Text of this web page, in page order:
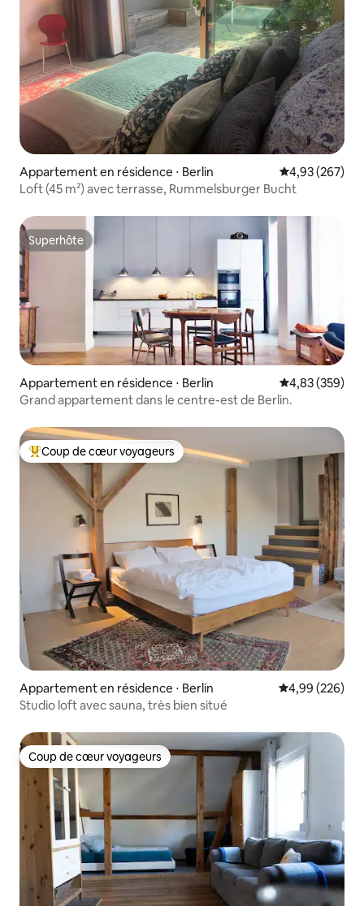
Appartement en résidence ⋅ Berlin Évaluation
4,93 (267)
Loft (45 m²) avec terrasse, Rummelsburger Bucht
Superhôte
Superhôte
Appartement en résidence ⋅ Berlin Évaluation
4,83 (359)
Grand appartement dans le centre-est de Berlin.
Coups de cœur voyageurs les plus appréciés
Coup de cœur voyageurs
Appartement en résidence ⋅ Berlin Évaluation
4,99 (226)
Studio loft avec sauna, très bien situé
Coup de cœur voyageurs
Coup de cœur voyageurs